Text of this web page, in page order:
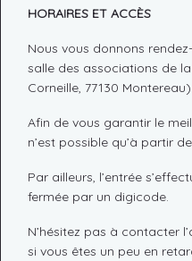
HORAIRES ET ACCÈS
Nous vous donnons
salle des associations de
Corneille, 77130 Montereau).
Afin de vous garantir le
n’est possible qu’à partir
Par ailleurs, l’entrée
fermée par un digicode.
N’hésitez pas à contacter
si vous êtes un peu en